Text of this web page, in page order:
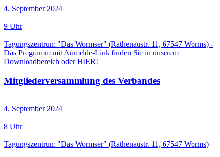
4. September 2024
9 Uhr
Tagungszentrum "Das Wormser" (Rathenaustr. 11, 67547 Worms) -
Das Programm mit Anmelde-Link finden Sie in unserem
Downloadbereich oder HIER!
Mitgliederversammlung des Verbandes
4. September 2024
8 Uhr
Tagungszentrum "Das Wormser" (Rathenaustr. 11, 67547 Worms)